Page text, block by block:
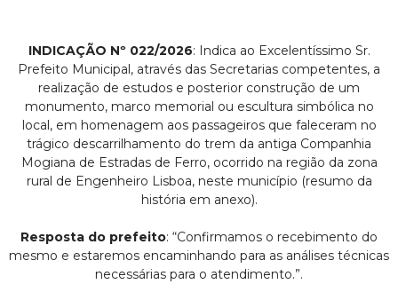
INDICAÇÃO Nº 022/2026: Indica ao Excelentíssimo Sr.
Prefeito Municipal, através das Secretarias competentes, a
realização de estudos e posterior construção de um
monumento, marco memorial ou escultura simbólica no
local, em homenagem aos passageiros que faleceram no
trágico descarrilhamento do trem da antiga Companhia
Mogiana de Estradas de Ferro, ocorrido na região da zona
rural de Engenheiro Lisboa, neste município (resumo da
história em anexo).
Resposta do prefeito: “Confirmamos o recebimento do
mesmo e estaremos encaminhando para as análises técnicas
necessárias para o atendimento.”.